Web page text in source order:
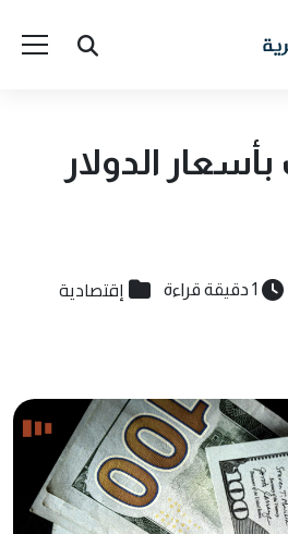
الدولار
1 دقيقة قراءة إقتصادية